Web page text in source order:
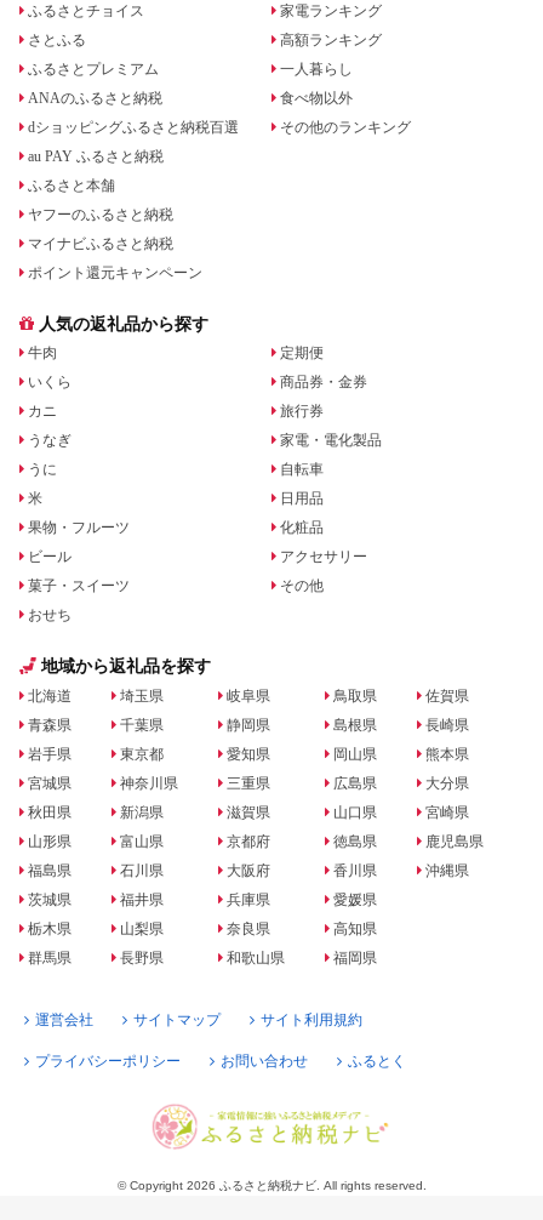
ふるさとチョイス
さとふる
ふるさとプレミアム
ANAのふるさと納税
dショッピングふるさと納税百選
au PAY ふるさと納税
ふるさと本舗
ヤフーのふるさと納税
マイナビふるさと納税
ポイント還元キャンペーン
家電ランキング
高額ランキング
一人暮らし
食べ物以外
その他のランキング
人気の返礼品から探す
牛肉
いくら
カニ
うなぎ
うに
米
果物・フルーツ
ビール
菓子・スイーツ
おせち
定期便
商品券・金券
旅行券
家電・電化製品
自転車
日用品
化粧品
アクセサリー
その他
地域から返礼品を探す
北海道
青森県
岩手県
宮城県
秋田県
山形県
福島県
茨城県
栃木県
群馬県
埼玉県
千葉県
東京都
神奈川県
新潟県
富山県
石川県
福井県
山梨県
長野県
岐阜県
静岡県
愛知県
三重県
滋賀県
京都府
大阪府
兵庫県
奈良県
和歌山県
鳥取県
島根県
岡山県
広島県
山口県
徳島県
香川県
愛媛県
高知県
福岡県
佐賀県
長崎県
熊本県
大分県
宮崎県
鹿児島県
沖縄県
運営会社 サイトマップ サイト利用規約
プライバシーポリシー お問い合わせ ふるとく
© Copyright 2026 ふるさと納税ナビ. All rights reserved.